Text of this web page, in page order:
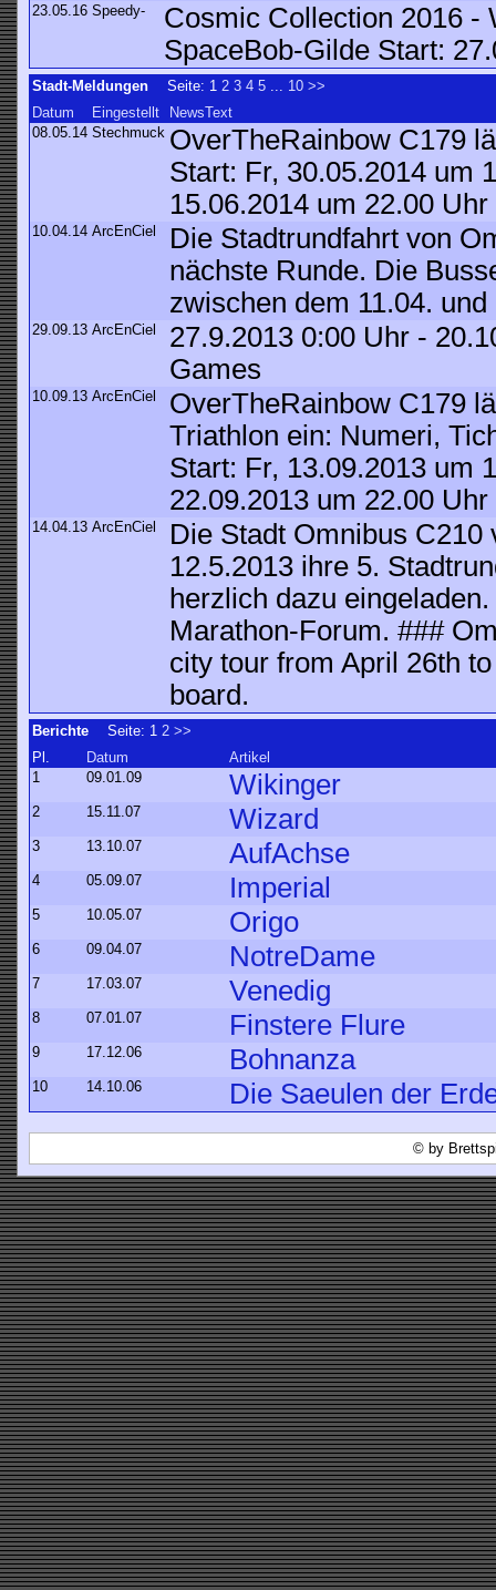
23.05.16 Speedy-
Cosmic Collection 2016 -
SpaceBob-Gilde Start:
Stadt-Meldungen Seite: 1 2 3 4 5 10 >>
Datum
Eingestellt
NewsText
08.05.14 Stechmuck OverTheRainbow C179
Start: Fr, 30.05.2014 um
15.06.2014 um 22.00 Uhr
10.04.14 ArcEnCiel
Die Stadtrundfahrt von
nächste Runde. Die
zwischen dem 11.04.
29.09.13 ArcEnCiel
27.9.2013 0:00 Uhr -
Games
10.09.13 ArcEnCiel
OverTheRainbow C179
Triathlon ein: Numeri,
Start: Fr, 13.09.2013 um
22.09.2013 um 22.00 Uhr
14.04.13 ArcEnCiel
Die Stadt Omnibus
12.5.2013 ihre 5.
herzlich dazu
Marathon-Forum. ###
city tour from April 26th
board.
Berichte Seite: 1 2 >>
Pl.
Datum
Artikel
1
09.01.09 Wikinger
2 15.11.07 Wizard
3 13.10.07 AufAchse
4 05.09.07 Imperial
5 10.05.07 Origo
6 09.04.07 NotreDame
7 17.03.07 Venedig
8 07.01.07 Finstere Flure
9 17.12.06 Bohnanza
10 14.10.06 Die Saeulen der
© by